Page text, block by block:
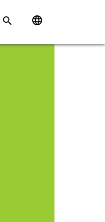
search language